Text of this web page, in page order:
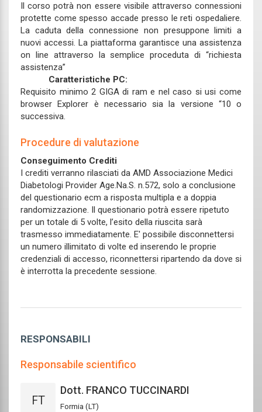
Il corso potrà non essere visibile attraverso connessioni
protette come spesso accade presso le reti ospedaliere.
La caduta della connessione non presuppone limiti a
nuovi accessi. La piattaforma garantisce una assistenza
on line attraverso la semplice proceduta di “richiesta
assistenza”
Caratteristiche PC:
Requisito minimo 2 GIGA di ram e nel caso si usi come
browser Explorer è necessario sia la versione “10 o
successiva.
Procedure di valutazione
Conseguimento Crediti
I crediti verranno rilasciati da AMD Associazione Medici
Diabetologi Provider Age.Na.S. n.572, solo a conclusione
del questionario ecm a risposta multipla e a doppia
randomizzazione. Il questionario potrà essere ripetuto
per un totale di 5 volte, l’esito della riuscita sarà
trasmesso immediatamente. E' possibile disconnettersi
un numero illimitato di volte ed inserendo le proprie
credenziali di accesso, riconnettersi ripartendo da dove si
è interrotta la precedente sessione.
RESPONSABILI
Responsabile scientifico
FT
Dott. FRANCO TUCCINARDI
Formia (LT)